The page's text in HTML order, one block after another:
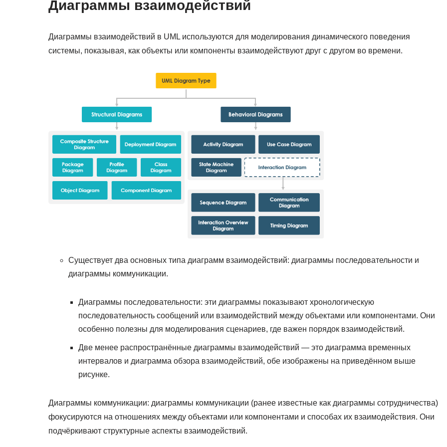
Диаграммы взаимодействий
Диаграммы взаимодействий в UML используются для моделирования динамического поведения
системы, показывая, как объекты или компоненты взаимодействуют друг с другом во времени.
Существует два основных типа диаграмм взаимодействий: диаграммы последовательности и
диаграммы коммуникации.
Диаграммы последовательности: эти диаграммы показывают хронологическую
последовательность сообщений или взаимодействий между объектами или компонентами. Они
особенно полезны для моделирования сценариев, где важен порядок взаимодействий.
Две менее распространённые диаграммы взаимодействий — это диаграмма временных
интервалов и диаграмма обзора взаимодействий, обе изображены на приведённом выше
рисунке.
Диаграммы коммуникации: диаграммы коммуникации (ранее известные как диаграммы сотрудничества)
фокусируются на отношениях между объектами или компонентами и способах их взаимодействия. Они
подчёркивают структурные аспекты взаимодействий.